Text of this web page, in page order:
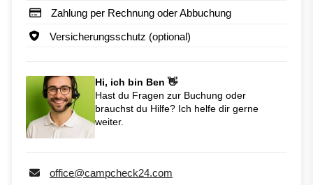
Zahlung per Rechnung oder Abbuchung
Versicherungsschutz (optional)
Hi, ich bin Ben 👋
Hast du Fragen zur Buchung oder
brauchst du Hilfe? Ich helfe dir gerne
weiter.
office@campcheck24.com